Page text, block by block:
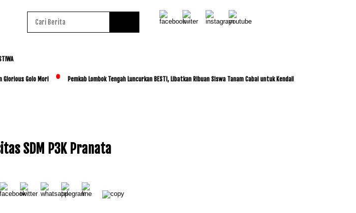
Golo Mori Pemkab Lombok Tengah Luncurkan BESTI, Libatkan Ribuan Siswa Tanam Cabai untuk Kendalikan Inflasi
SDM P3K Pranata